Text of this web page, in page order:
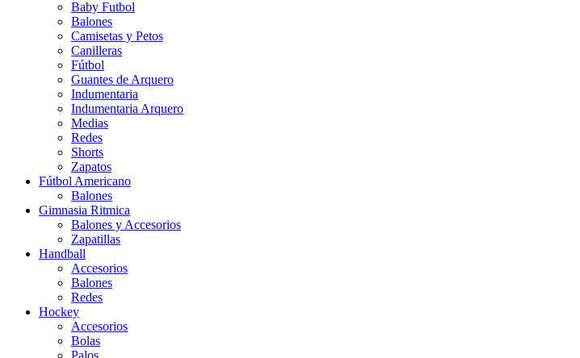
Baby Futbol
Balones
Camisetas y Petos
Canilleras
Fútbol
Guantes de Arquero
Indumentaria
Indumentaria Arquero
Medias
Redes
Shorts
Zapatos
Fútbol Americano
Balones
Gimnasia Ritmica
Balones y Accesorios
Zapatillas
Handball
Accesorios
Balones
Redes
Hockey
Accesorios
Bolas
Palos